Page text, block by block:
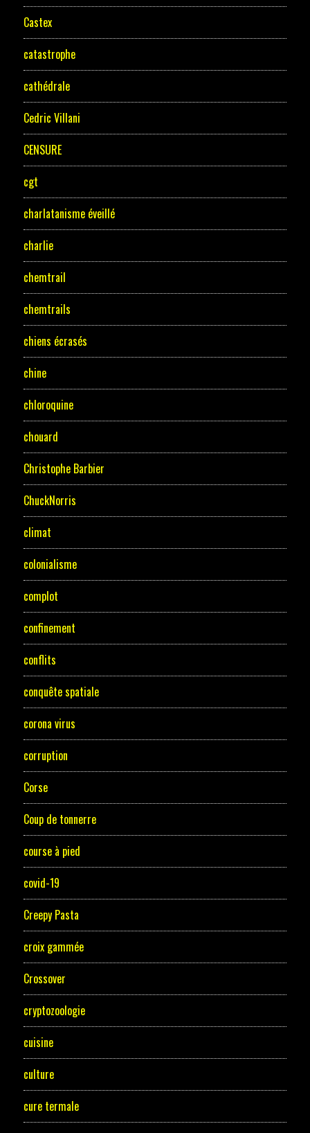
Castex
catastrophe
cathédrale
Cedric Villani
CENSURE
cgt
charlatanisme éveillé
charlie
chemtrail
chemtrails
chiens écrasés
chine
chloroquine
chouard
Christophe Barbier
ChuckNorris
climat
colonialisme
complot
confinement
conflits
conquête spatiale
corona virus
corruption
Corse
Coup de tonnerre
course à pied
covid-19
Creepy Pasta
croix gammée
Crossover
cryptozoologie
cuisine
culture
cure termale